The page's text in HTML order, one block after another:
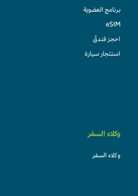
برنامج العضوية
eSIM
احجز فندقً
استئجار سيارة
وكلاء السفر
وكلاء السفر